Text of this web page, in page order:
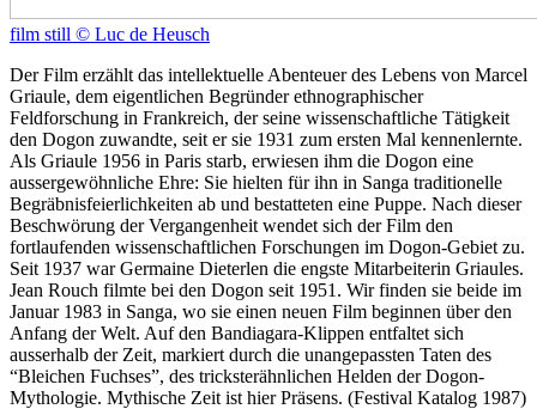
film still © Luc de Heusch
Der Film erzählt das intellektuelle Abenteuer des Lebens von Marcel
Griaule, dem eigentlichen Begründer ethnographischer
Feldforschung in Frankreich, der seine wissenschaftliche Tätigkeit
den Dogon zuwandte, seit er sie 1931 zum ersten Mal kennenlernte.
Als Griaule 1956 in Paris starb, erwiesen ihm die Dogon eine
aussergewöhnliche Ehre: Sie hielten für ihn in Sanga traditionelle
Begräbnisfeierlichkeiten ab und bestatteten eine Puppe. Nach dieser
Beschwörung der Vergangenheit wendet sich der Film den
fortlaufenden wissenschaftlichen Forschungen im Dogon-Gebiet zu.
Seit 1937 war Germaine Dieterlen die engste Mitarbeiterin Griaules.
Jean Rouch filmte bei den Dogon seit 1951. Wir finden sie beide im
Januar 1983 in Sanga, wo sie einen neuen Film beginnen über den
Anfang der Welt. Auf den Bandiagara-Klippen entfaltet sich
ausserhalb der Zeit, markiert durch die unangepassten Taten des
“Bleichen Fuchses”, des tricksterähnlichen Helden der Dogon-
Mythologie. Mythische Zeit ist hier Präsens. (Festival Katalog 1987)